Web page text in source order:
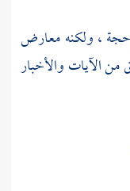
حجة ، ولكنه معارض
من الآيات والأخبار